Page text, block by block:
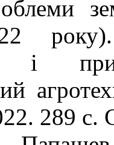
року).
і
289 с.